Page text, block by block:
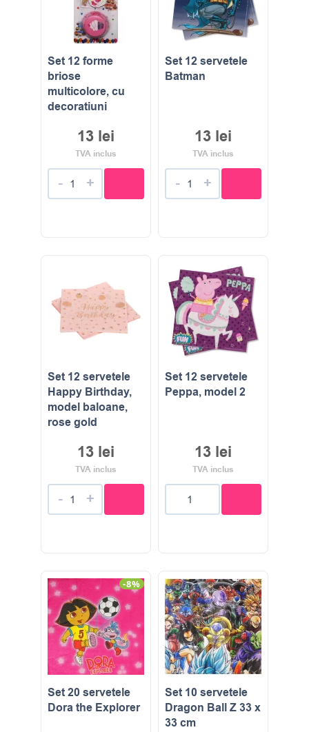
Set 12 forme
briose
multicolore, cu
decoratiuni
13 lei
TVA inclus
- +
Set 12 servetele
Batman
13 lei
TVA inclus
- +
Set 12 servetele
Happy Birthday,
model baloane,
rose gold
13 lei
TVA inclus
- +
Set 12 servetele
Peppa, model 2
13 lei
TVA inclus
-8%
Set 20 servetele
Dora the Explorer
Set 10 servetele
Dragon Ball Z 33 x
33 cm